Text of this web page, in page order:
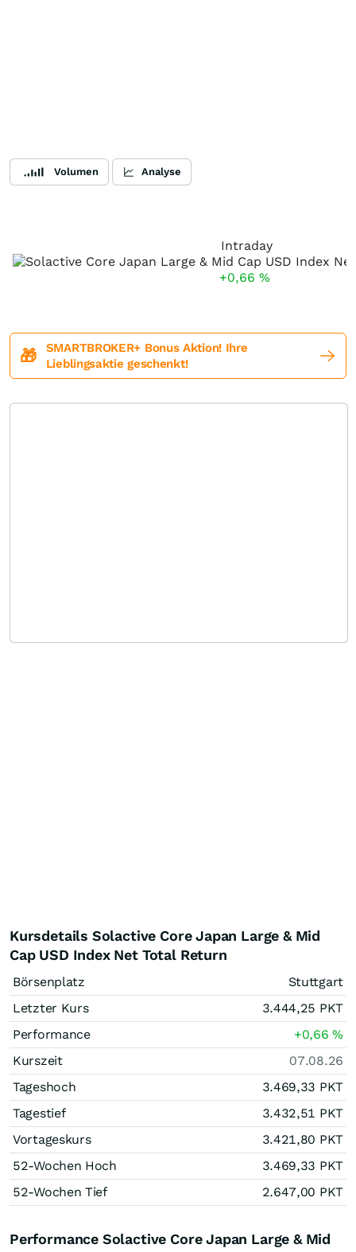
Volumen Analyse
Intraday
+0,66 %
🎁
SMARTBROKER+ Bonus Aktion! Ihre
Lieblingsaktie geschenkt!
Kursdetails Solactive Core Japan Large & Mid
Cap USD Index Net Total Return
Börsenplatz
Stuttgart
Letzter Kurs
3.444,25 PKT
Performance
+0,66%
Kurszeit
07.08.26
Tageshoch
3.469,33 PKT
Tagestief
3.432,51 PKT
Vortageskurs
3.421,80 PKT
52-Wochen Hoch
3.469,33 PKT
52-Wochen Tief
2.647,00 PKT
Performance Solactive Core Japan Large & Mid